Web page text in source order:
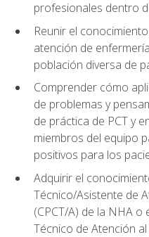
profesionales dentro
Reunir el
atención de
población diversa de
Comprender cómo
de problemas y
de práctica de PCT y
miembros del equipo
positivos para los
Adquirir el
Técnico/Asistente de
(CPCT/A) de la NHA
Técnico de Atención